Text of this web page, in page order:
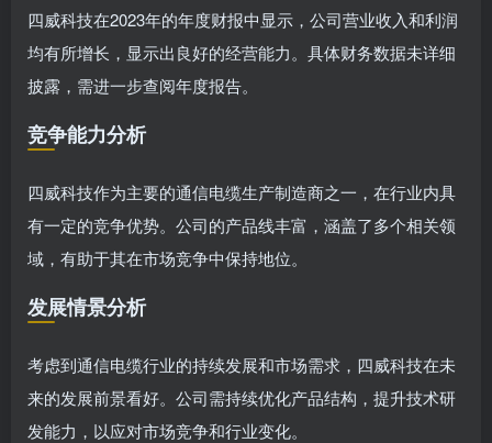
四威科技在2023年的年度财报中显示，公司营业收入和利润
均有所增长，显示出良好的经营能力。具体财务数据未详细
披露，需进一步查阅年度报告。
竞争能力分析
四威科技作为主要的通信电缆生产制造商之一，在行业内具
有一定的竞争优势。公司的产品线丰富，涵盖了多个相关领
域，有助于其在市场竞争中保持地位。
发展情景分析
考虑到通信电缆行业的持续发展和市场需求，四威科技在未
来的发展前景看好。公司需持续优化产品结构，提升技术研
发能力，以应对市场竞争和行业变化。